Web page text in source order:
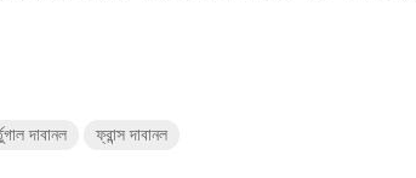
দাবানল ফ্রান্স দাবানল